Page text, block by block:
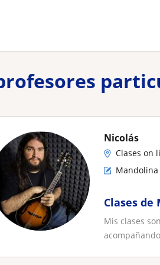
Nicolás
Clases on
Mandolina
Clases
Mis clases